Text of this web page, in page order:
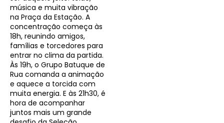
música e muita vibração
na Praça da Estação. A
concentração começa às
18h, reunindo amigos,
famílias e torcedores para
entrar no clima da partida.
Às 19h, o Grupo Batuque de
Rua comanda a animação
e aquece a torcida com
muita energia. E às 21h30, é
hora de acompanhar
juntos mais um grande